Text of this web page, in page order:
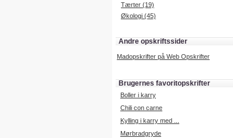
Tærter (19)
Økologi (45)
Andre opskriftssider
Madopskrifter på Web Opskrifter
Brugernes favoritopskrifter
Boller i karry
Chili con carne
Kylling i karry med ...
Mørbradgryde